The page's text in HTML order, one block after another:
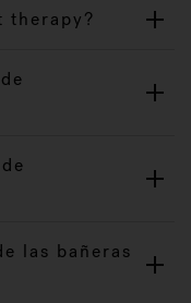
therapy?
las bañeras